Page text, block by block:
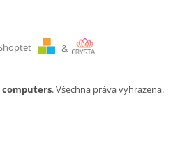
&
computers. Všechna práva vyhrazena.